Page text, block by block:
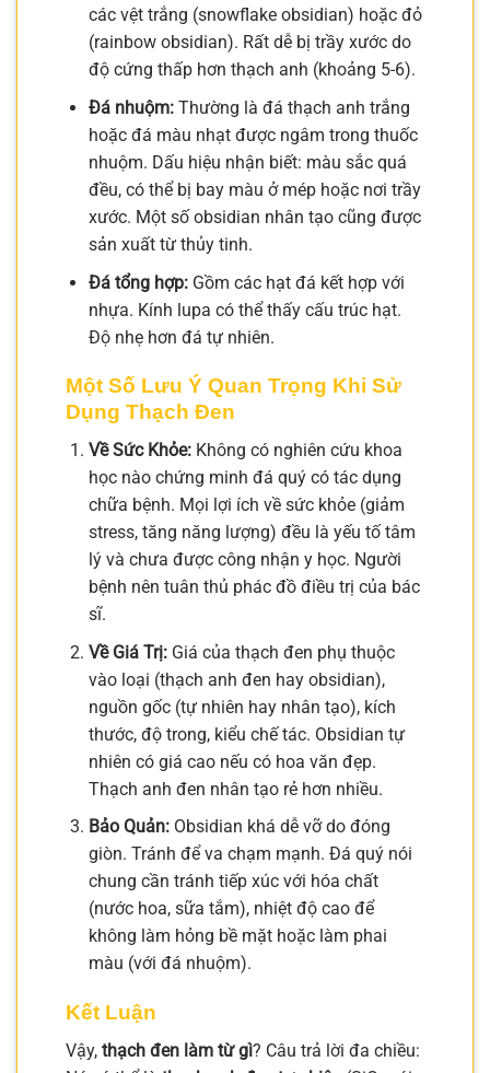
các vệt trắng (snowflake obsidian) hoặc đỏ
(rainbow obsidian). Rất dễ bị trầy xước do
độ cứng thấp hơn thạch anh (khoảng 5-6).
Đá nhuộm:Thường là đá thạch anh trắng
hoặc đá màu nhạt được ngâm trong thuốc
nhuộm. Dấu hiệu nhận biết: màu sắc quá
đều, có thể bị bay màu ở mép hoặc nơi trầy
xước. Một số obsidian nhân tạo cũng được
sản xuất từ thủy tinh.
Đá tổng hợp:Gồm các hạt đá kết hợp với
nhựa. Kính lupa có thể thấy cấu trúc hạt.
Độ nhẹ hơn đá tự nhiên.
Một Số Lưu Ý Quan Trọng Khi Sử
Dụng Thạch Đen
Về Sức Khỏe:Không có nghiên cứu khoa
học nào chứng minh đá quý có tác dụng
chữa bệnh. Mọi lợi ích về sức khỏe (giảm
stress, tăng năng lượng) đều là yếu tố tâm
lý và chưa được công nhận y học. Người
bệnh nên tuân thủ phác đồ điều trị của bác
sĩ.
Về Giá Trị:Giá của thạch đen phụ thuộc
vào loại (thạch anh đen hay obsidian),
nguồn gốc (tự nhiên hay nhân tạo), kích
thước, độ trong, kiểu chế tác. Obsidian tự
nhiên có giá cao nếu có hoa văn đẹp.
Thạch anh đen nhân tạo rẻ hơn nhiều.
Bảo Quản:Obsidian khá dễ vỡ do đóng
giòn. Tránh để va chạm mạnh. Đá quý nói
chung cần tránh tiếp xúc với hóa chất
(nước hoa, sữa tắm), nhiệt độ cao để
không làm hỏng bề mặt hoặc làm phai
màu (với đá nhuộm).
Kết Luận
Vậy, thạch đen làm từ gì? Câu trả lời đa chiều: